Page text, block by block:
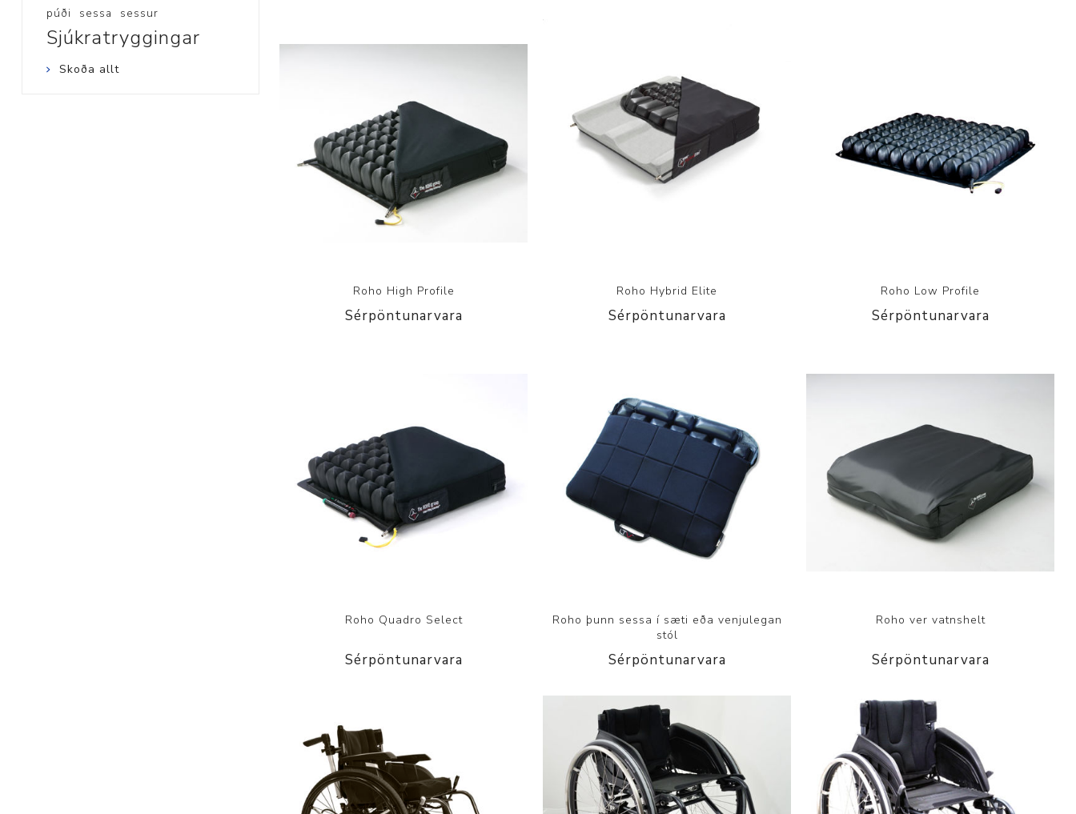
Roho High Profile
Sérpöntunarvara
Roho Hybrid Elite
Sérpöntunarvara
Roho Low Profile
Sérpöntunarvara
Roho Quadro Select
Sérpöntunarvara
Roho þunn sessa í sæti eða venjulegan
stól
Sérpöntunarvara
Roho ver vatnshelt
Sérpöntunarvara
púði sessa sessur
Sjúkratryggingar
Skoða allt